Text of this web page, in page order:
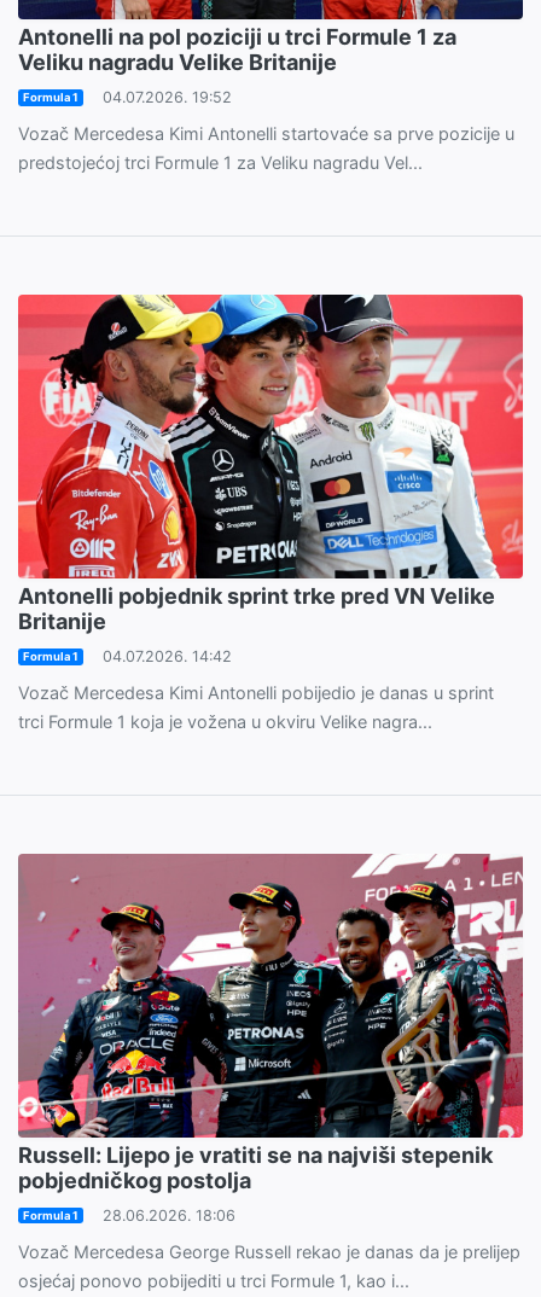
Antonelli na pol poziciji u trci Formule 1 za
Veliku nagradu Velike Britanije
Formula 1 04.07.2026. 19:52
Vozač Mercedesa Kimi Antonelli startovaće sa prve pozicije u
predstojećoj trci Formule 1 za Veliku nagradu Vel...
Antonelli pobjednik sprint trke pred VN Velike
Britanije
Formula 1 04.07.2026. 14:42
Vozač Mercedesa Kimi Antonelli pobijedio je danas u sprint
trci Formule 1 koja je vožena u okviru Velike nagra...
Russell: Lijepo je vratiti se na najviši stepenik
pobjedničkog postolja
Formula 1 28.06.2026. 18:06
Vozač Mercedesa George Russell rekao je danas da je prelijep
osjećaj ponovo pobijediti u trci Formule 1, kao i...